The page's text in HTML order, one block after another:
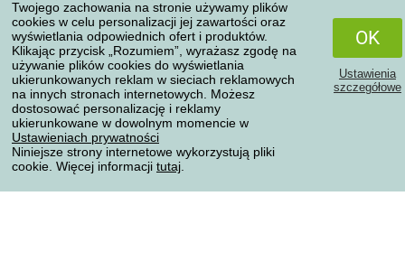
Twojego zachowania na stronie używamy plików
cookies w celu personalizacji jej zawartości oraz
wyświetlania odpowiednich ofert i produktów.
Klikając przycisk „Rozumiem”, wyrażasz zgodę na
używanie plików cookies do wyświetlania
ukierunkowanych reklam w sieciach reklamowych
na innych stronach internetowych. Możesz
dostosować personalizację i reklamy
ukierunkowane w dowolnym momencie w
Ustawieniach prywatności
Niniejsze strony internetowe wykorzystują pliki
cookie. Więcej informacji tutaj
OK
Ustawienia
szczegółowe
Metody płatności
Niezawodny sklep